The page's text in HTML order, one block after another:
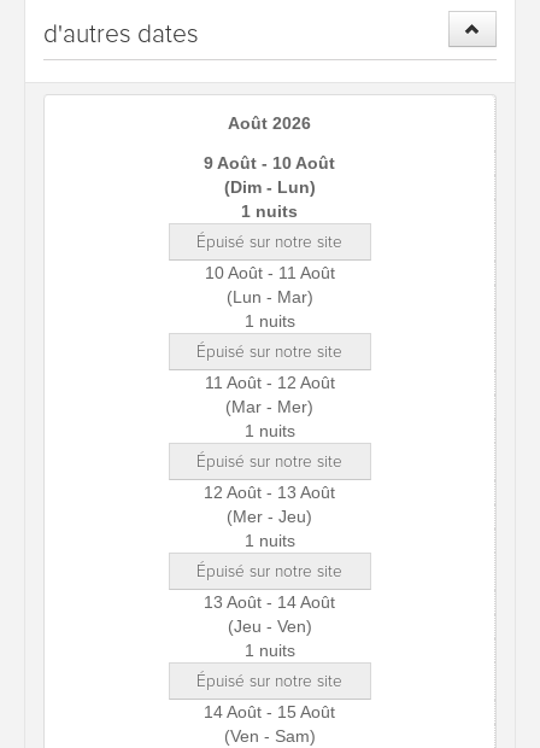
d'autres dates
Août 2026
9 Août - 10 Août
(Dim - Lun)
1 nuits
Épuisé sur notre site
10 Août - 11 Août
(Lun - Mar)
1 nuits
Épuisé sur notre site
11 Août - 12 Août
(Mar - Mer)
1 nuits
Épuisé sur notre site
12 Août - 13 Août
(Mer - Jeu)
1 nuits
Épuisé sur notre site
13 Août - 14 Août
(Jeu - Ven)
1 nuits
Épuisé sur notre site
14 Août - 15 Août
(Ven - Sam)